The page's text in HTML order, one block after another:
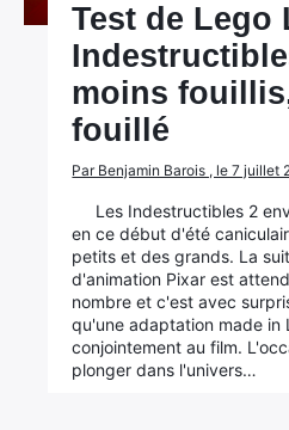
Test de Lego
moins
fouillé
Par Benjamin Barois , le 7 juillet
Les Indestructibles 2
en ce début d'été
petits et des grands. La
d'animation Pixar est
nombre et c'est avec
qu'une adaptation made in
conjointement au film.
plonger dans l'univers…